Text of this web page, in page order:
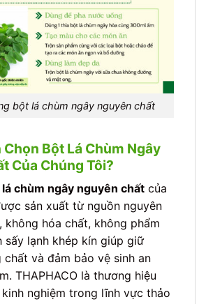
bột lá chùm ngây nguyên chất
Chọn Bột Lá Chùm Ngây
Của Chúng Tôi?
chùm ngây nguyên chất của
sản xuất từ nguồn nguyên
không hóa chất, không phẩm
sấy lạnh khép kín giúp giữ
chất và đảm bảo vệ sinh an
THAPHACO là thương hiệu
nghiệm trong lĩnh vực thảo